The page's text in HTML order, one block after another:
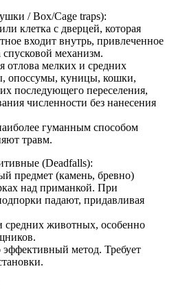
/ Box/Cage traps):
клетка с дверцей, которая
входит внутрь, привлеченное
механизм.
мелких и средних
опоссумы, куницы, кошки,
последующего переселения,
численности без нанесения
гуманным способом
травм.
(Deadfalls):
предмет (камень, бревно)
над приманкой. При
падают, придавливая
животных, особенно
метод. Требует